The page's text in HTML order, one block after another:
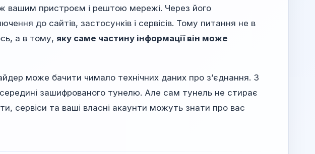
вашим пристроєм і рештою мережі. Через його
до сайтів, застосунків і сервісів. Тому питання не в
а в тому, яку саме частину інформації він може
може бачити чимало технічних даних про з’єднання. З
зашифрованого тунелю. Але сам тунель не стирає
сервіси та ваші власні акаунти можуть знати про вас